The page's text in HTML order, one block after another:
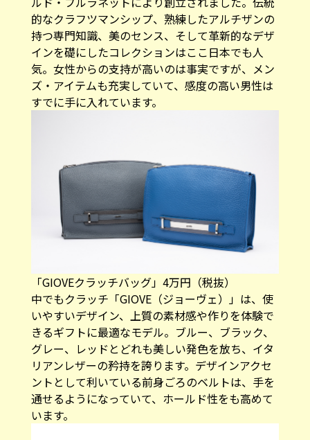
的なクラフツマンシップ、熟練したアルチザンの
持つ専門知識、美のセンス、そして革新的なデザ
インを礎にしたコレクションはここ日本でも人
気。女性からの支持が高いのは事実ですが、メン
ズ・アイテムも充実していて、感度の高い男性は
すでに手に入れています。
「GIOVEクラッチバッグ」4万円（税抜）
中でもクラッチ「GIOVE（ジョーヴェ）」は、使
いやすいデザイン、上質の素材感や作りを体験で
きるギフトに最適なモデル。ブルー、ブラック、
グレー、レッドとどれも美しい発色を放ち、イタ
リアンレザーの矜持を誇ります。デザインアクセ
ントとして利いている前身ごろのベルトは、手を
通せるようになっていて、ホールド性をも高めて
います。